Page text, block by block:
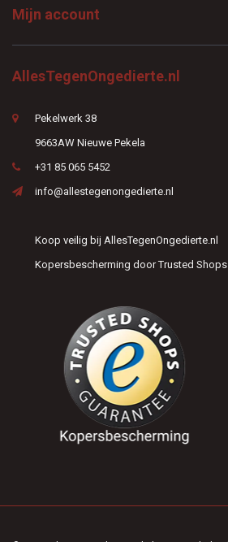
Mijn account
AllesTegenOngedierte.nl
Pekelwerk 38
9663AW Nieuwe Pekela
+31 85 065 5452
info@allestegenongedierte.nl
Koop veilig bij AllesTegenOngedierte.nl
Kopersbescherming door Trusted Shops